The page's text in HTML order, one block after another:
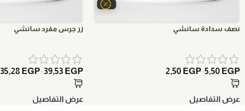
نصف سدادة سانشي
2,50 EGP–5,50 EGP
عرض التفاصيل
زر جرس مفرد سانشي
35,28 EGP–39,53 EGP
عرض التفاصيل